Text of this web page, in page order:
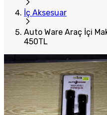
İç Aksesuar
Auto Ware Araç İçi
450TL